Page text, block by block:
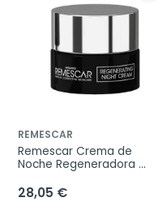
REMESCAR
Remescar Crema de
Noche Regeneradora
28,05 €